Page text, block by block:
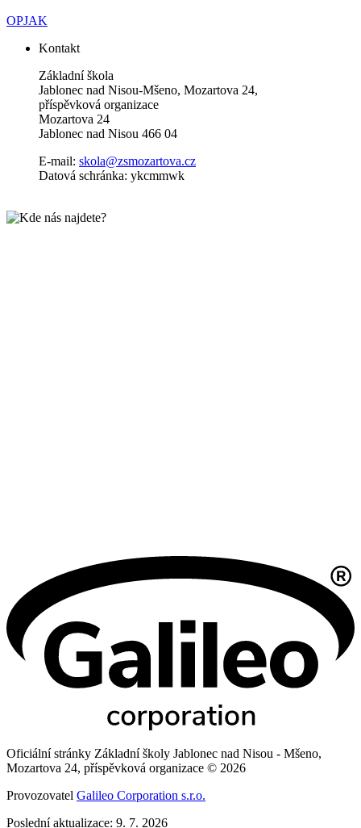
OPJAK
Kontakt
Základní škola
Jablonec nad Nisou-Mšeno, Mozartova 24,
příspěvková organizace
Mozartova 24
Jablonec nad Nisou 466 04
E-mail: skola@zsmozartova.cz
Datová schránka: ykcmmwk
Oficiální stránky Základní školy Jablonec nad Nisou - Mšeno,
Mozartova 24, příspěvková organizace © 2026
Provozovatel Galileo Corporation s.r.o.
Poslední aktualizace: 9. 7. 2026